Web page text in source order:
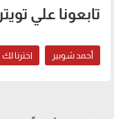
تابعونا علي تويتر
أحمد شوبير اخترنا لك